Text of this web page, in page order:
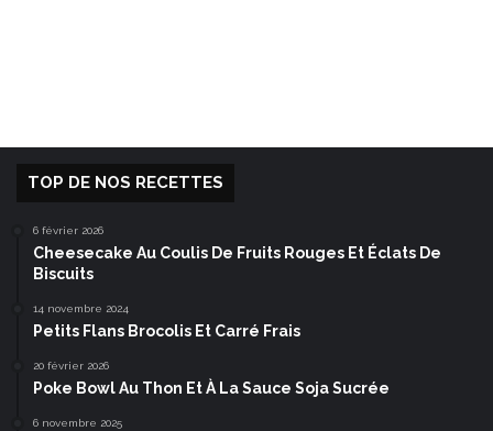
TOP DE NOS RECETTES
6 février 2026
Cheesecake Au Coulis De Fruits Rouges Et Éclats De
Biscuits
14 novembre 2024
Petits Flans Brocolis Et Carré Frais
20 février 2026
Poke Bowl Au Thon Et À La Sauce Soja Sucrée
6 novembre 2025